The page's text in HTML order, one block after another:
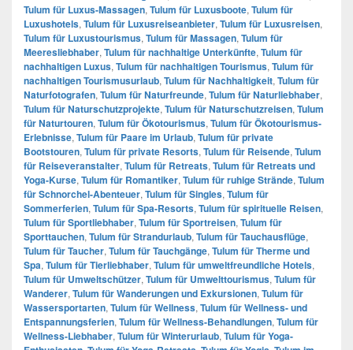
Tulum für Luxus-Massagen, Tulum für Luxusboote, Tulum für
Luxushotels, Tulum für Luxusreiseanbieter, Tulum für Luxusreisen,
Tulum für Luxustourismus, Tulum für Massagen, Tulum für
Meeresliebhaber, Tulum für nachhaltige Unterkünfte, Tulum für
nachhaltigen Luxus, Tulum für nachhaltigen Tourismus, Tulum für
nachhaltigen Tourismusurlaub, Tulum für Nachhaltigkeit, Tulum für
Naturfotografen, Tulum für Naturfreunde, Tulum für Naturliebhaber,
Tulum für Naturschutzprojekte, Tulum für Naturschutzreisen, Tulum
für Naturtouren, Tulum für Ökotourismus, Tulum für Ökotourismus-
Erlebnisse, Tulum für Paare im Urlaub, Tulum für private
Bootstouren, Tulum für private Resorts, Tulum für Reisende, Tulum
für Reiseveranstalter, Tulum für Retreats, Tulum für Retreats und
Yoga-Kurse, Tulum für Romantiker, Tulum für ruhige Strände, Tulum
für Schnorchel-Abenteuer, Tulum für Singles, Tulum für
Sommerferien, Tulum für Spa-Resorts, Tulum für spirituelle Reisen,
Tulum für Sportliebhaber, Tulum für Sportreisen, Tulum für
Sporttauchen, Tulum für Strandurlaub, Tulum für Tauchausflüge,
Tulum für Taucher, Tulum für Tauchgänge, Tulum für Therme und
Spa, Tulum für Tierliebhaber, Tulum für umweltfreundliche Hotels,
Tulum für Umweltschützer, Tulum für Umwelttourismus, Tulum für
Wanderer, Tulum für Wanderungen und Exkursionen, Tulum für
Wassersportarten, Tulum für Wellness, Tulum für Wellness- und
Entspannungsferien, Tulum für Wellness-Behandlungen, Tulum für
Wellness-Liebhaber, Tulum für Winterurlaub, Tulum für Yoga-